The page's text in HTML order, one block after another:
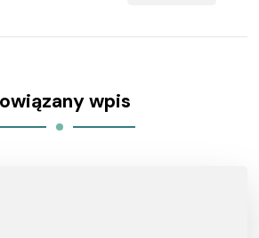
wpis